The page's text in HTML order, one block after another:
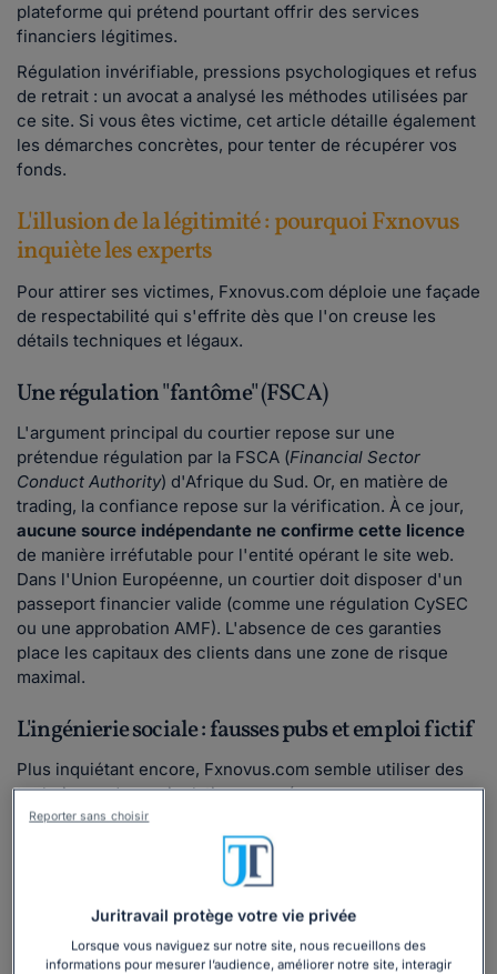
plateforme qui prétend pourtant offrir des services
financiers légitimes.
Régulation invérifiable, pressions psychologiques et refus
de retrait : un avocat a analysé les méthodes utilisées par
ce site. Si vous êtes victime, cet article détaille également
les démarches concrètes, pour tenter de récupérer vos
fonds.
L'illusion de la légitimité : pourquoi Fxnovus
inquiète les experts
Pour attirer ses victimes, Fxnovus.com déploie une façade
de respectabilité qui s'effrite dès que l'on creuse les
détails techniques et légaux.
Une régulation "fantôme" (FSCA)
L'argument principal du courtier repose sur une
prétendue régulation par la FSCA (Financial Sector
Conduct Authority) d'Afrique du Sud. Or, en matière de
trading, la confiance repose sur la vérification. À ce jour,
aucune source indépendante ne confirme cette licence
de manière irréfutable pour l'entité opérant le site web.
Dans l'Union Européenne, un courtier doit disposer d'un
passeport financier valide (comme une régulation CySEC
ou une approbation AMF). L'absence de ces garanties
place les capitaux des clients dans une zone de risque
maximal.
L'ingénierie sociale : fausses pubs et emploi fictif
Plus inquiétant encore, Fxnovus.com semble utiliser des
techniques de manipulation avancées :
Le "Deepfake" marketing :
d'utiliser l'image de célébrités ou de médias reconnus
sans leur accord pour crédibiliser ses offres. C'est une
Le piège de l'emploi : au-delà du trading, des
signalements font état de fausses offres d'emploi. Les
Juritravail protège votre vie privée
Lorsque vous naviguez sur notre site, nous recueillons des
informations pour mesurer l’audience, améliorer notre site, interagir
Reporter sans choisir